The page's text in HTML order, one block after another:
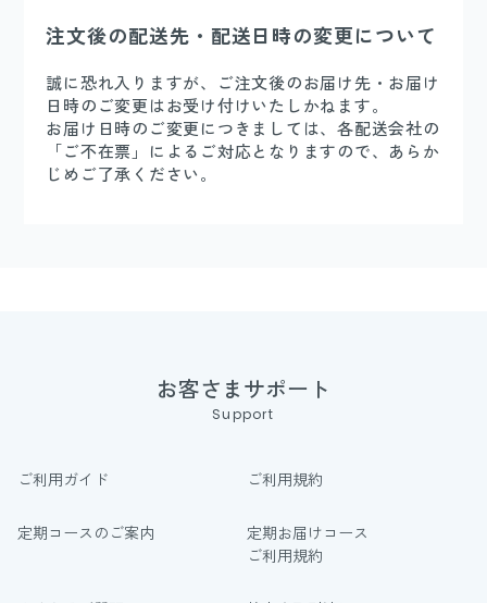
注文後の配送先・配送日時の変更について
誠に恐れ入りますが、ご注文後のお届け先・お届け
日時のご変更はお受け付けいたしかねます。
お届け日時のご変更につきましては、各配送会社の
「ご不在票」によるご対応となりますので、あらか
じめご了承ください。
お客さまサポート
Support
ご利用ガイド ご利用規約
定期コースのご案内
定期お届けコース
ご利用規約